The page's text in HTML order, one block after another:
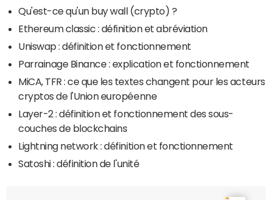
Qu'est-ce qu'un buy wall (crypto) ?
Ethereum classic : définition et abréviation
Uniswap : définition et fonctionnement
Parrainage Binance : explication et fonctionnement
MiCA, TFR : ce que les textes changent pour les acteurs
cryptos de l'Union européenne
Layer-2 : définition et fonctionnement des sous-
couches de blockchains
Lightning network : définition et fonctionnement
Satoshi : définition de l'unité